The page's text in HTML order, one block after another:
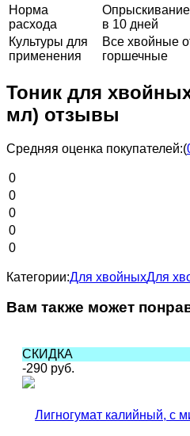
Норма
расхода
в 10 дней
Культуры для
применения
Все хвойные
горшечные
Тоник для
мл) отзывы
Средняя оценка покупателей:(
0
0
0
0
0
Категории:Для хвойныхДля
Вам также может
СКИДКА
-290 руб.